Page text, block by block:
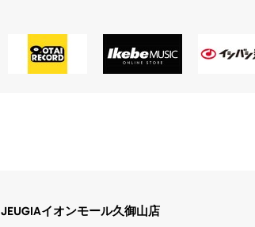
JEUGIAイオンモール久御山店